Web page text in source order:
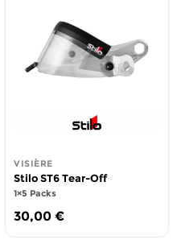
VISIÈRE
Stilo ST6 Tear-Off
1×5 Packs
30,00 €